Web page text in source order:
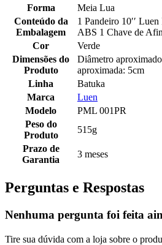
Forma
Meia Lua
Conteúdo da
Embalagem
1 Pandeiro 10′′
ABS 1 Chave de
Cor
Verde
Dimensões do
Produto
Diâmetro
aproximada: 5cm
Linha
Batuka
Marca
Luen
Modelo
PML 001PR
Peso do
Produto
515g
Prazo de
Garantia
3 meses
Perguntas e Respostas
Nenhuma pergunta foi feita
Tire sua dúvida com a loja sobre o